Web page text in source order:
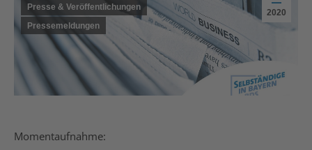
2020
Presse & Veröffentlichungen
Pressemeldungen
Momentaufnahme: